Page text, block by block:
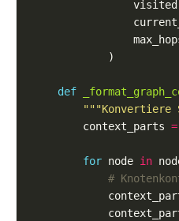
def
"""Konvertiere
        context_parts
=
for node in
#